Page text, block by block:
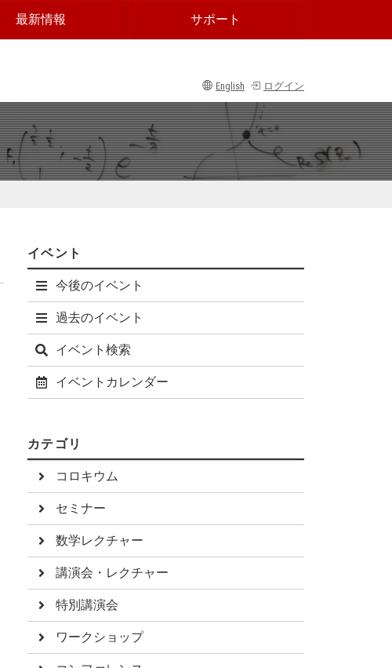
最新情報 サポート
English ログイン
イベント
今後のイベント
過去のイベント
イベント検索
イベントカレンダー
カテゴリ
コロキウム
セミナー
数学レクチャー
講演会・レクチャー
特別講演会
ワークショップ